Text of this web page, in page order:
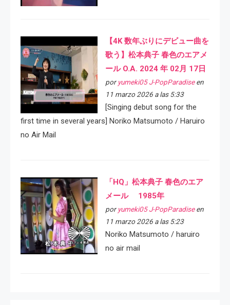
【4K 数年ぶりにデビュー曲を
歌う】松本典子 春色のエアメ
ール O.A. 2024 年 02月 17日
por yumeki05 J-PopParadiseen
11 marzo 2026 a las 5:33
[Singing debut song for the
first time in several years] Noriko Matsumoto / Haruiro
no Air Mail
「HQ」松本典子 春色のエア
メール 1985年
por yumeki05 J-PopParadiseen
11 marzo 2026 a las 5:23
Noriko Matsumoto / haruiro
no air mail